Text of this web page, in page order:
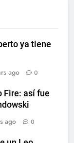
ya tiene
ago 0
Fire: así fue
ago 0
as
do Mundo
Leo Messi já